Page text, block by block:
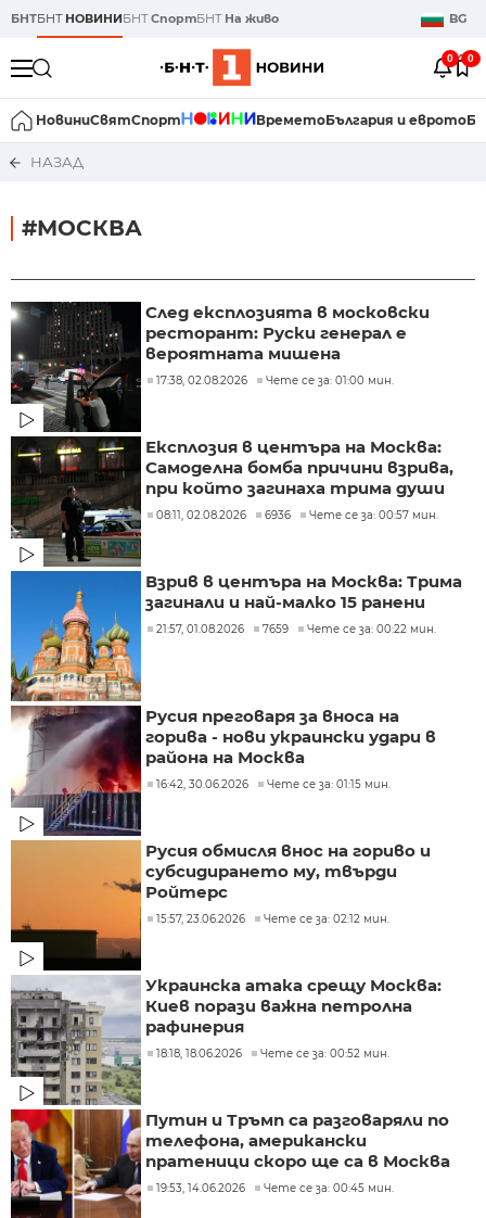
БНТБНТ НОВИНИБНТСпортБНТ На живо BG
0 0
НовиниСвятСпорт ВреметоБългария и еврото
НАЗАД
#МОСКВА
След експлозията в московски
ресторант: Руски генерал е
вероятната мишена
17:38, 02.08.2026 Чете се за: 01:00 мин.
Експлозия в центъра на Москва:
Самоделна бомба причини взрива,
при който загинаха трима души
08:11, 02.08.2026 6936 Чете се за: 00:57 мин.
Взрив в центъра на Москва: Трима
загинали и най-малко 15 ранени
21:57, 01.08.2026 7659 Чете се за: 00:22 мин.
Русия преговаря за вноса на
горива - нови украински удари в
района на Москва
16:42, 30.06.2026 Чете се за: 01:15 мин.
Русия обмисля внос на гориво и
субсидирането му, твърди
Ройтерс
15:57, 23.06.2026 Чете се за: 02:12 мин.
Украинска атака срещу Москва:
Киев порази важна петролна
рафинерия
18:18, 18.06.2026 Чете се за: 00:52 мин.
Путин и Тръмп са разговаряли по
телефона, американски
пратеници скоро ще са в Москва
19:53, 14.06.2026 Чете се за: 00:45 мин.